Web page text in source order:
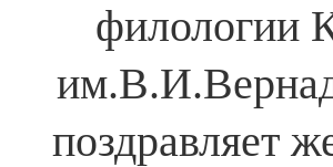
филологии
поздравляет